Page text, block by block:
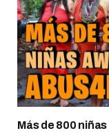
Más de 800